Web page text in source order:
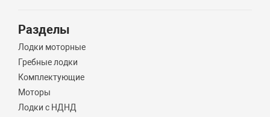
Разделы
Лодки моторные
Гребные лодки
Комплектующие
Моторы
Лодки с НДНД